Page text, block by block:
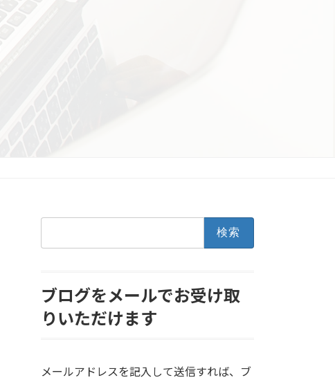
ブログをメールでお受け取
りいただけます
メールアドレスを記入して送信すれば、ブ